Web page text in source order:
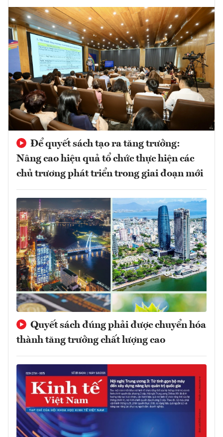
Để quyết sách tạo ra tăng trưởng:
Nâng cao hiệu quả tổ chức thực hiện các
chủ trương phát triển trong giai đoạn mới
Quyết sách đúng phải được chuyển hóa
thành tăng trưởng chất lượng cao